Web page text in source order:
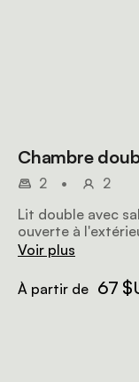
Chambre
2 •
2
Lit double avec
ouverte à
Voir plus
À partir de 67